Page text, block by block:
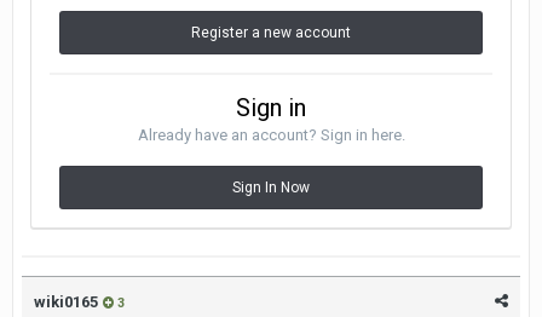
Register a new account
Sign in
Already have an account? Sign in here.
Sign In Now
wiki0165 3